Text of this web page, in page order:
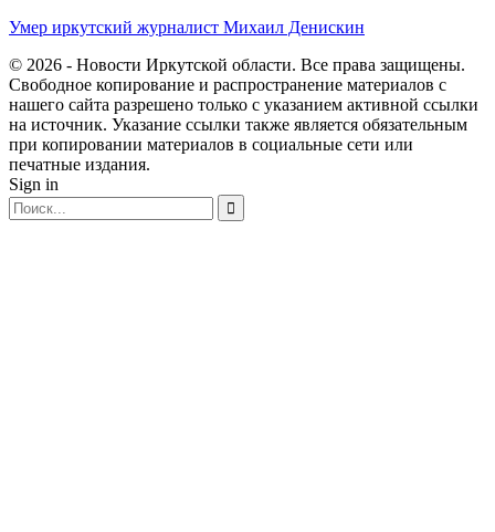
Умер иркутский журналист Михаил Денискин
© 2026 - Новости Иркутской области. Все права защищены.
Свободное копирование и распространение материалов с
нашего сайта разрешено только с указанием активной ссылки
на источник. Указание ссылки также является обязательным
при копировании материалов в социальные сети или
печатные издания.
Sign in